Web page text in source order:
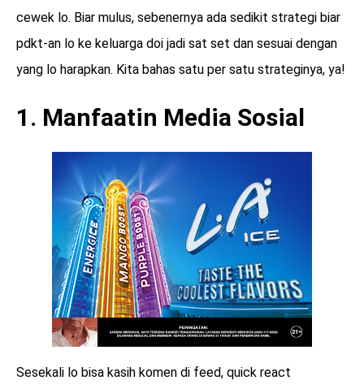
benefit
menarik
cewek lo. Biar mulus, sebenernya ada sedikit strategi biar
pdkt-an lo ke keluarga doi jadi sat set dan sesuai dengan
yang lo harapkan. Kita bahas satu per satu strateginya, ya!
1. Manfaatin Media Sosial
Sesekali lo bisa kasih komen di feed, quick react